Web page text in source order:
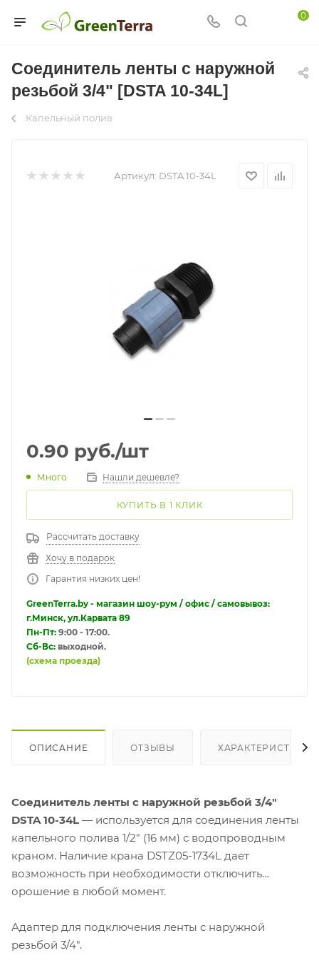
0
Соединитель ленты с наружной
резьбой 3/4" [DSTA 10-34L]
Капельный полив
Артикул: DSTA 10-34L
0.90 руб./шт
Много Нашли дешевле?
КУПИТЬ В 1 КЛИК
Рассчитать доставку
Хочу в подарок
Гарантия низких цен!
GreenTerra.by - магазин шоу-рум / офис / самовывоз:
г.Минск, ул.Карвата 89
Пн-Пт: 9:00 - 17:00.
Сб-Вс: выходной.
(схема проезда)
ОПИСАНИЕ ОТЗЫВЫ ХАРАКТЕРИСТИКИ
Соединитель ленты с наружной резьбой 3/4"
DSTA 10-34L — используется для соединения ленты
капельного полива 1/2" (16 мм) с водопроводным
краном. Наличие крана DSTZ05-1734L дает
возможность при необходимости отключить
орошение в любой момент.
Адаптер для подключения ленты с наружной
резьбой 3/4".